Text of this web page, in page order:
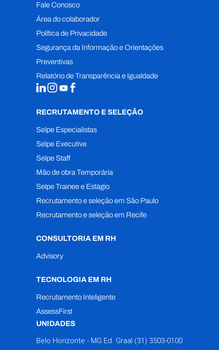
Fale Conosco
Área do colaborador
Política de Privacidade
Segurança da Informação e Orientações
Preventivas
Relatório de Transparência e Igualdade
RECRUTAMENTO E SELEÇÃO
Selpe Especialistas
Selpe Executive
Selpe Staff
Mão de obra Temporária
Selpe Trainee e Estágio
Recrutamento e seleção em São Paulo
Recrutamento e seleção em Recife
CONSULTORIA EM RH
Advisory
TECNOLOGIA EM RH
Recrutamento Inteligente
AssessFirst
UNIDADES
Belo Horizonte - MG Ed. Graal (31) 3503-0100